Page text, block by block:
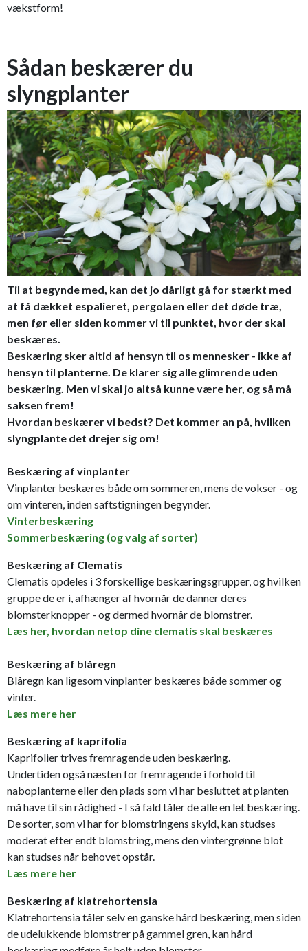
vækstform!
Sådan beskærer du
slyngplanter
Til at begynde med, kan det jo dårligt gå for stærkt med
at få dækket espalieret, pergolaen eller det døde træ,
men før eller siden kommer vi til punktet, hvor der skal
beskæres.
Beskæring sker altid af hensyn til os mennesker - ikke af
hensyn til planterne. De klarer sig alle glimrende uden
beskæring. Men vi skal jo altså kunne være her, og så må
saksen frem!
Hvordan beskærer vi bedst? Det kommer an på, hvilken
slyngplante det drejer sig om!
Beskæring af vinplanter
Vinplanter beskæres både om sommeren, mens de vokser - og
om vinteren, inden saftstigningen begynder.
Vinterbeskæring
Sommerbeskæring (og valg af sorter)
Beskæring af Clematis
Clematis opdeles i 3 forskellige beskæringsgrupper, og hvilken
gruppe de er i, afhænger af hvornår de danner deres
blomsterknopper - og dermed hvornår de blomstrer.
Læs her, hvordan netop dine clematis skal beskæres
Beskæring af blåregn
Blåregn kan ligesom vinplanter beskæres både sommer og
vinter.
Læs mere her
Beskæring af kaprifolia
Kaprifolier trives fremragende uden beskæring.
Undertiden også næsten for fremragende i forhold til
naboplanterne eller den plads som vi har besluttet at planten
må have til sin rådighed - I så fald tåler de alle en let beskæring.
De sorter, som vi har for blomstringens skyld, kan studses
moderat efter endt blomstring, mens den vintergrønne blot
kan studses når behovet opstår.
Læs mere her
Beskæring af klatrehortensia
Klatrehortensia tåler selv en ganske hård beskæring, men siden
de udelukkende blomstrer på gammel gren, kan hård